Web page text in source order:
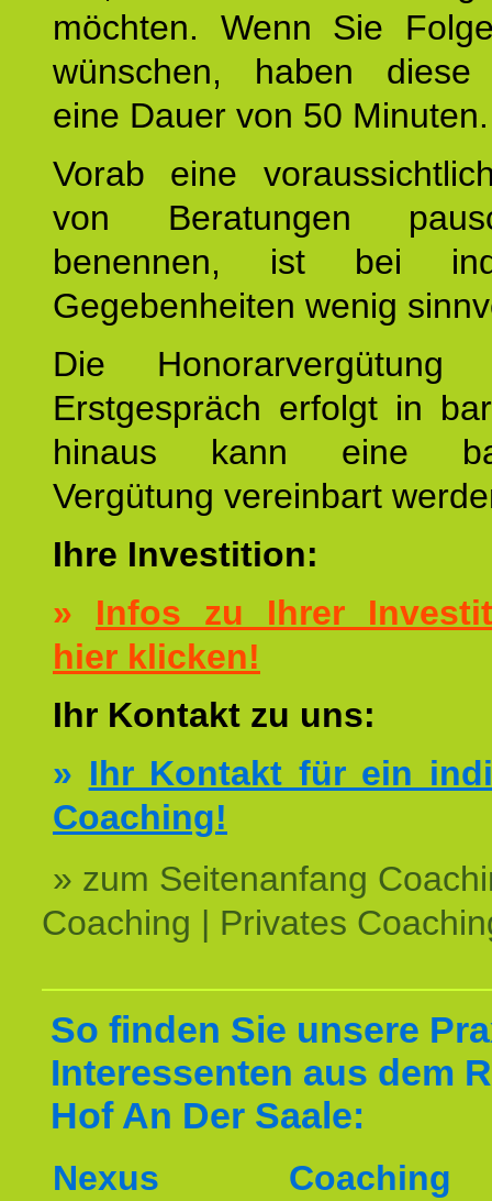
möchten. Wenn Sie
wünschen, haben diese
eine Dauer von 50 Minuten.
Vorab eine
von Beratungen
benennen, ist bei
Gegebenheiten wenig
Die
Erstgespräch erfolgt in
hinaus kann eine
Vergütung vereinbart
Ihre Investition:
» Infos zu Ihrer
hier klicken!
Ihr Kontakt zu uns:
» Ihr Kontakt für ein
Coaching!
» zum Seitenanfang
Coaching | Privates
So finden Sie unsere
Interessenten aus dem
Hof An Der Saale:
Nexus